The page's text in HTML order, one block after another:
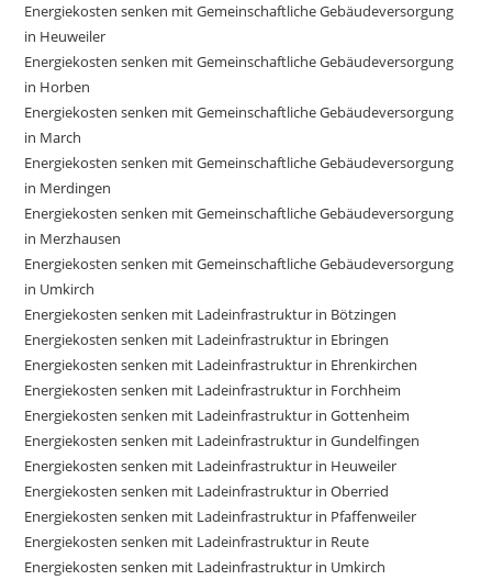
Energiekosten senken mit Gemeinschaftliche Gebäudeversorgung
in Heuweiler
Energiekosten senken mit Gemeinschaftliche Gebäudeversorgung
in Horben
Energiekosten senken mit Gemeinschaftliche Gebäudeversorgung
in March
Energiekosten senken mit Gemeinschaftliche Gebäudeversorgung
in Merdingen
Energiekosten senken mit Gemeinschaftliche Gebäudeversorgung
in Merzhausen
Energiekosten senken mit Gemeinschaftliche Gebäudeversorgung
in Umkirch
Energiekosten senken mit Ladeinfrastruktur in Bötzingen
Energiekosten senken mit Ladeinfrastruktur in Ebringen
Energiekosten senken mit Ladeinfrastruktur in Ehrenkirchen
Energiekosten senken mit Ladeinfrastruktur in Forchheim
Energiekosten senken mit Ladeinfrastruktur in Gottenheim
Energiekosten senken mit Ladeinfrastruktur in Gundelfingen
Energiekosten senken mit Ladeinfrastruktur in Heuweiler
Energiekosten senken mit Ladeinfrastruktur in Oberried
Energiekosten senken mit Ladeinfrastruktur in Pfaffenweiler
Energiekosten senken mit Ladeinfrastruktur in Reute
Energiekosten senken mit Ladeinfrastruktur in Umkirch